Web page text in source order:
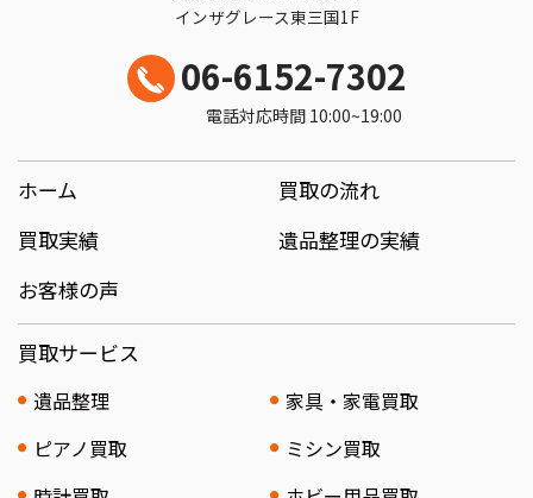
インザグレース東三国1F
06-6152-7302
電話対応時間 10:00~19:00
ホーム
買取の流れ
買取実績
遺品整理の実績
お客様の声
買取サービス
遺品整理
家具・家電買取
ピアノ買取
ミシン買取